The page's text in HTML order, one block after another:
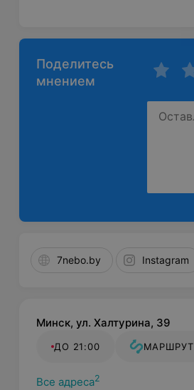
Поделитесь
мнением
7nebo.by Instagram
Минск, ул. Халтурина, 39
ДО 21:00 МАРШРУТ
Все адреса2